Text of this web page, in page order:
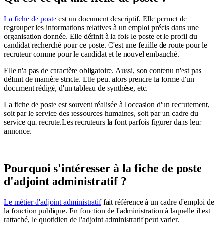
La fiche de poste est un document descriptif. Elle permet de
regrouper les informations relatives à un emploi précis dans une
organisation donnée. Elle définit à la fois le poste et le profil du
candidat recherché pour ce poste. C'est une feuille de route pour le
recruteur comme pour le candidat et le nouvel embauché.
Elle n'a pas de caractère obligatoire. Aussi, son contenu n'est pas
définit de manière stricte. Elle peut alors prendre la forme d'un
document rédigé, d'un tableau de synthèse, etc.
La fiche de poste est souvent réalisée à l'occasion d'un recrutement,
soit par le service des ressources humaines, soit par un cadre du
service qui recrute.Les recruteurs la font parfois figurer dans leur
annonce.
Pourquoi s'intéresser à la fiche de poste
d'adjoint administratif ?
Le métier d'adjoint administratiffait référence à un cadre d'emploi de
la fonction publique. En fonction de l'administration à laquelle il est
rattaché, le quotidien de l'adjoint administratif peut varier.